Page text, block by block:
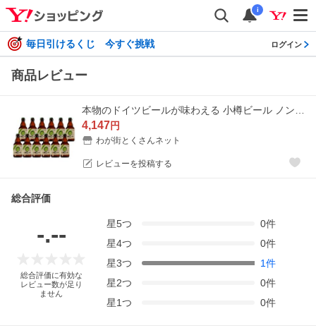
i
毎日引けるくじ 今すぐ挑戦 ログイン
商品レビュー
4,147円
わが街とくさんネット
レビューを投稿する
総合評価
-.--
総合評価に有効な
レビュー数が足り
ません
星5つ 0件
星4つ 0件
星3つ 1件
星2つ 0件
星1つ 0件